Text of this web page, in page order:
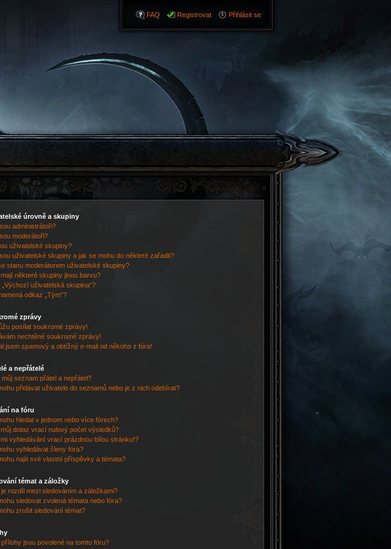
FAQ Registrovat Přihlásit se
úrovně a skupiny
administrátoři?
moderátoři?
uživatelské skupiny?
uživatelské skupiny a jak se mohu do některé zařadit?
stanu moderátorem uživatelské skupiny?
některé skupiny jinou barvu?
„Výchozí uživatelská skupina“?
odkaz „Tým“?
zprávy
posílat soukromé zprávy!
nechtěné soukromé zprávy!
jsem spamový a obtížný e-mail od někoho z fóra!
a nepřátelé
můj seznam přátel a nepřátel?
přidávat uživatele do seznamů nebo je z nich odebírat?
na fóru
hledat v jednom nebo více fórech?
dotaz vrací nulový počet výsledků?
vyhledávání vrací prázdnou bílou stránku!?
vyhledávat členy fóra?
najít své vlastní příspěvky a témata?
témat a záložky
rozdíl mezi sledováním a záložkami?
sledovat zvolená témata nebo fóra?
zrušit sledování témat?
jsou povolené na tomto fóru?